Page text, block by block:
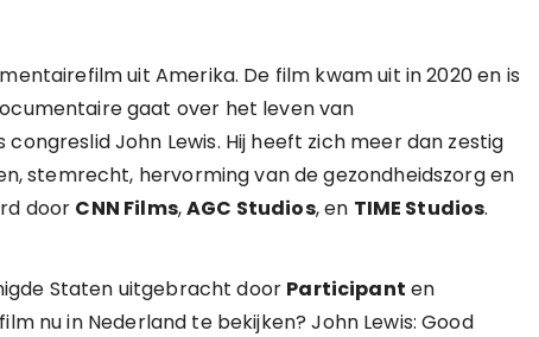
uit Amerika. De film kwam uit in 2020 en is
gaat over het leven van
John Lewis. Hij heeft zich meer dan zestig
stemrecht, hervorming van de gezondheidszorg en
door CNN Films,AGC Studios, en TIME Studios.
Staten uitgebracht door Participant en
nu in Nederland te bekijken? John Lewis: Good